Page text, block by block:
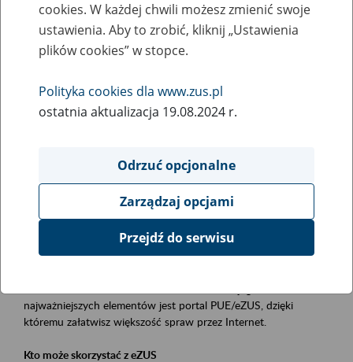
Zaproś ZUS do siebie - zakładanie profili
eZUS w siedzibie Twojej firmy
Rodzaj wydarzenia
Szkolenia
Obszar merytoryczny
obsługa klientów
Opis wydarzenia
Platforma Usług Elektronicznych ZUS eZUS
najważniejszych elementów jest portal PUE/eZUS, dzięki
któremu załatwisz większość spraw przez Internet.
Kto może skorzystać z eZUS
cookies. W każdej chwili możesz zmienić swoje
ustawienia. Aby to zrobić, kliknij „Ustawienia
plików cookies” w stopce.
Polityka cookies dla www.zus.pl
ostatnia aktualizacja 19.08.2024 r.
Odrzuć opcjonalne
Zarządzaj opcjami
Przejdź do serwisu